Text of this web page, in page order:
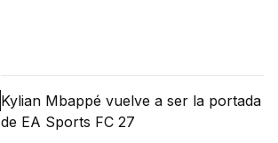
Kylian Mbappé vuelve a ser la portada
de EA Sports FC 27